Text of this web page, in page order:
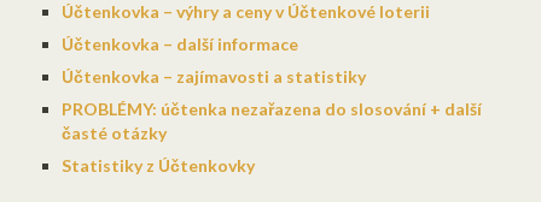
Účtenkovka – výhry a ceny v Účtenkové loterii
Účtenkovka – další informace
Účtenkovka – zajímavosti a statistiky
PROBLÉMY: účtenka nezařazena do slosování + další
časté otázky
Statistiky z Účtenkovky